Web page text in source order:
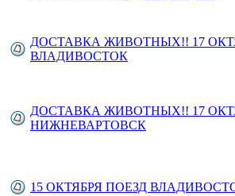
ДОСТАВКА ЖИВОТНЫХ!! 17
ВЛАДИВОСТОК
ДОСТАВКА ЖИВОТНЫХ!! 17
НИЖНЕВАРТОВСК
15 ОКТЯБРЯ ПОЕЗД